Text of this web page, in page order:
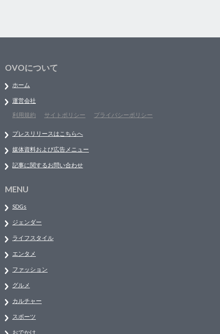
OVOについて
ホーム
運営会社
利用規約
サイトポリシー プライバシーポリシー
プレスリリースはこちらへ
媒体資料および広告メニュー
記事に関するお問い合わせ
MENU
SDGs
ジェンダー
ライフスタイル
エンタメ
ファッション
グルメ
カルチャー
スポーツ
おでかけ